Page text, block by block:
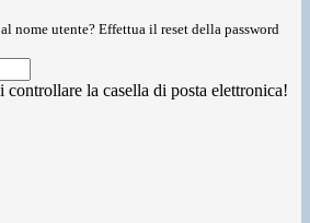
nome utente? Effettua il reset della password
la casella di posta elettronica!